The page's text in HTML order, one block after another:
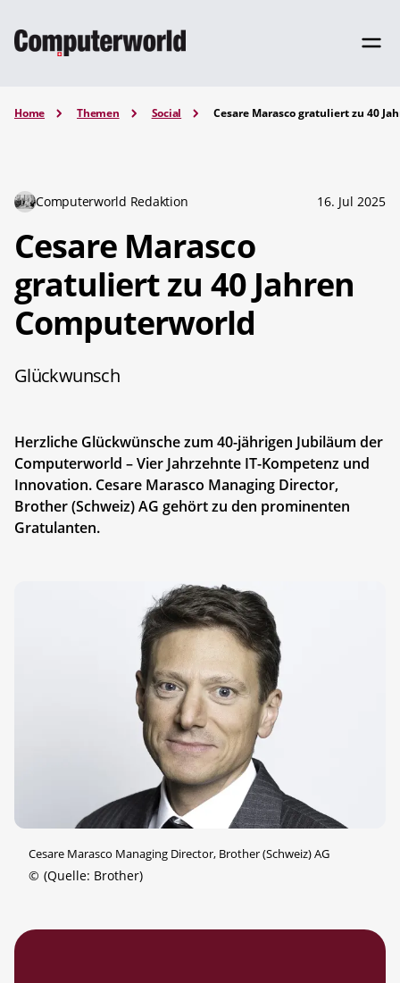
Home Themen Social Cesare Marasco gratuliert zu 40
Computerworld Redaktion 16. Jul 2025
Cesare Marasco
gratuliert zu 40 Jahren
Computerworld
Glückwunsch
Herzliche Glückwünsche zum 40-jährigen Jubiläum der
Computerworld – Vier Jahrzehnte IT-Kompetenz und
Innovation. Cesare Marasco Managing Director,
Brother (Schweiz) AG gehört zu den prominenten
Gratulanten.
Cesare Marasco Managing Director, Brother (Schweiz) AG
© (Quelle: Brother)